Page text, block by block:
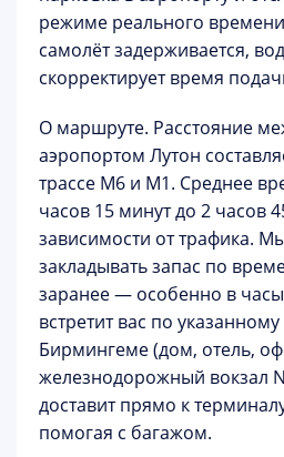
режиме реального
самолёт задерживается,
скорректирует время
О маршруте. Расстояние
аэропортом Лутон
трассе M6 и M1. Среднее
часов 15 минут до 2 часов
зависимости от трафика.
закладывать запас по
заранее — особенно в
встретит вас по
Бирмингеме (дом, отель,
железнодорожный вокзал
доставит прямо к
помогая с багажом.